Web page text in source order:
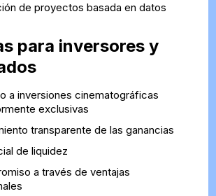
de proyectos basada en datos
para inversores y
a inversiones cinematográficas
exclusivas
transparente de las ganancias
de liquidez
a través de ventajas